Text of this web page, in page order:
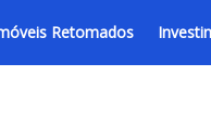
Retomados